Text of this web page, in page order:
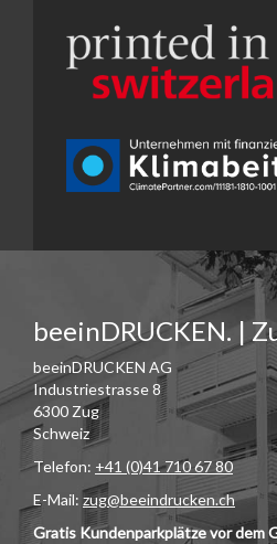
beeinDRUCKEN. |
beeinDRUCKEN AG
Industriestrasse 8
6300 Zug
Schweiz
Telefon: +41 (0)41 710 67 80
E-Mail: zug@beeindrucken.ch
Gratis Kundenparkplätze vor dem